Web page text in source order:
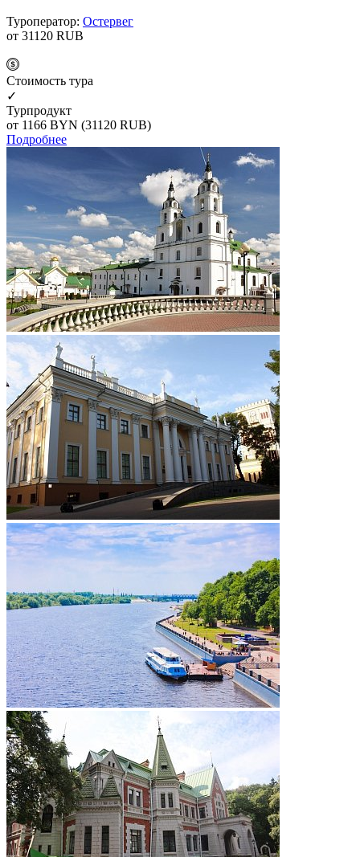
Туроператор: Остервег
от 31120 RUB
Cтоимость тура
✓
Турпродукт
от 1166 BYN (31120 RUB)
Подробнее